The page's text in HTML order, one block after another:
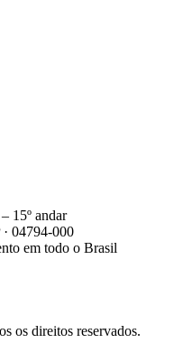
15º andar
04794-000
em todo o Brasil
os direitos reservados.